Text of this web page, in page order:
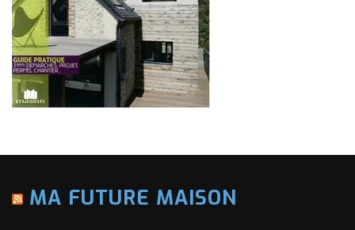
MA FUTURE MAISON